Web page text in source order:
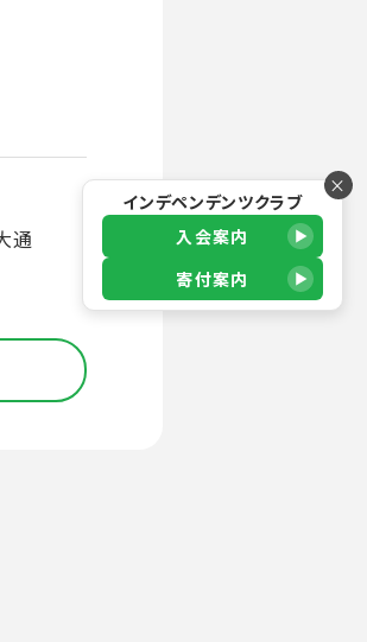
通
×
インデペンデンツクラブ
入会案内
寄付案内